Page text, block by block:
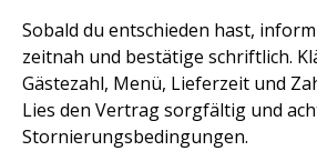
Sobald du entschieden hast,
zeitnah und bestätige schriftlich.
Gästezahl, Menü, Lieferzeit und
Lies den Vertrag sorgfältig und
Stornierungsbedingungen.